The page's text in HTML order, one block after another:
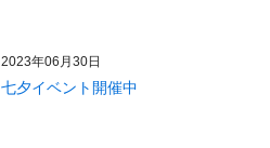
2023年06月30日
七夕イベント開催中